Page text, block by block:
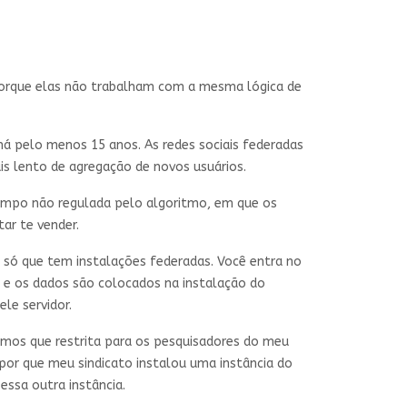
elas não trabalham com a mesma lógica de
pelo menos 15 anos. As redes sociais federadas
lento de agregação de novos usuários.
não regulada pelo algoritmo, em que os
te vender.
que tem instalações federadas. Você entra no
os dados são colocados na instalação do
servidor.
que restrita para os pesquisadores do meu
que meu sindicato instalou uma instância do
outra instância.